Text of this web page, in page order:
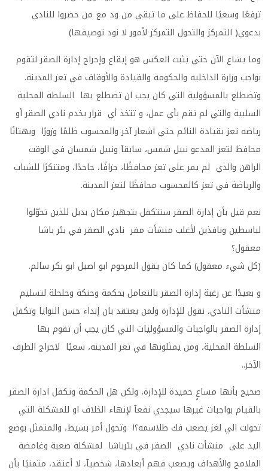
ترفعًا وسعيًا للحفاظ على ما تبقي من ود مع من حضروا للنادي
بدعوي( التمركز والتحول التمركز لأمور لا نود توصيفها)
وما يشاع الآن حتي يثبت العكس هو إيقاع وإحراج إدارة الصقر لتقوم
بواجب وزارة الداخليه والحكومة والقيادة والأوقاف في تعز المدينة.
وتضطلع بالمسؤولية التي كان يجب ان تضطلع بها السلطة المحلية
السلبية والتي لم تقم بأي عمل، و تتخذ أي قرار يخدم نادي الصقر أو
رياضه تعز بقيادة النائم حتي اشعار آخر والمحسوب ظلمًا وزورًا وبهتانًا
محافظ لتعز المدعو نبيل شمس، سابقآ ونبيل شمسان في الوقت
الراهن والذي لم يمر على تعز محافظًا، جزافًا، جاحدًا، ومتنكرًا للشباب
والرياضة في تعز كالمحسوب محافظًا لتعز المدينة.
نعم قيل بأن إدارة الصقر ستتكفل بتجهيز مكان بديل للذين تحوّلوا
لباسطين ونافذين لأغلب منشأت مقر نادي الصقر في بئر باشا
معقول؟
(كل شيء معقول) كما كان يقول المرحوم ابو اصيل ابو بكر سالم.
و بعيدًا عن رغبة إدارة الصقر بالتعامل بحكمة وحنكة وحلحلة لتسليم
منشأت النادي، نقول للإدارة ولمن يعتقد بان إبداء حسن النوايا وتكفل
إدارة الصقر بالواجبات والمسؤوليات التي كان يجب أن تقوم بها
السلطة المحلية، ومن يمثلونها في تعز المدينه، سعيًا لاحراج الطرف
الآخر..
صحيح بأنها مساعٍ حميدة للإدارة، ولكن هل الحكمة وتكفل ادارة الصقر
بالقيام بواجبات غيرها سيجدي نفعآ لإنهاء الخلاف او للمشكلة التي
تحولت الي لغز يصعب فك طلاسمه؟! وتحول أمر بسيط، والمتمثل بوضع
اليد على منشأت نادي الصقر في بئرباشا لمشكلة صعبة وغامضة
الملامح والأهداف ويصعب فهم أبعادها، شخصيآ، لا أعتقد، متمنيًا بأن